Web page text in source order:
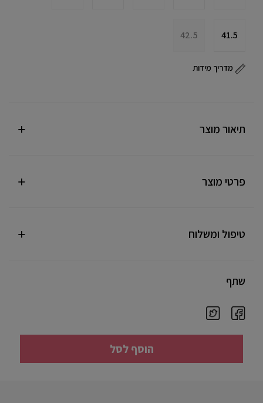
41.5
42.5
מדריך מידות
תיאור מוצר
פרטי מוצר
טיפול ומשלוח
שתף
הוסף לסל